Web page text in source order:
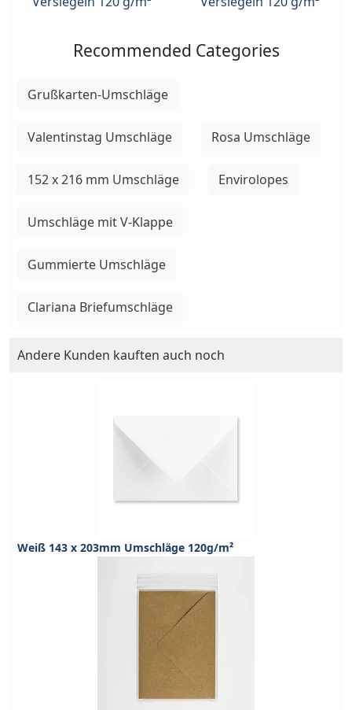
Recommended Categories
Grußkarten-Umschläge
Valentinstag Umschläge Rosa Umschläge
152 x 216 mm Umschläge Envirolopes
Umschläge mit V-Klappe
Gummierte Umschläge
Clariana Briefumschläge
Andere Kunden kauften auch noch
Weiß 143 x 203mm Umschläge 120g/m²